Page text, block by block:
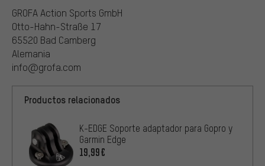
GROFA Action Sports GmbH
Otto-Hahn-Straße 17
65520 Bad Camberg
Alemania
info@grofa.com
Productos relacionados
K-EDGE Soporte adaptador para Gopro y
Garmin Edge
19,99€